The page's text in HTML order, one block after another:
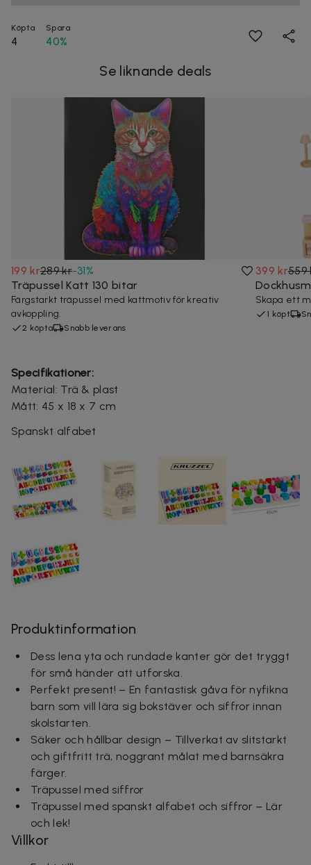
Köpta
4
Spara
40%
Se liknande deals
199 kr289 kr-31%
Träpussel Katt 130 bitar
Färgstarkt träpussel med kattmotiv för kreativ
avkoppling.
2 köpta Snabb leverans
399 kr559
Skapa ett
1 köpt
Specifikationer:
Material: Trä & plast
Mått: 45 x 18 x 7 cm
Spanskt alfabet
Produktinformation
Dess lena yta och rundade kanter gör det tryggt
för små händer att utforska.
Perfekt present! – En fantastisk gåva för nyfikna
barn som vill lära sig bokstäver och siffror innan
skolstarten.
Säker och hållbar design – Tillverkat av slitstarkt
och giftfritt trä, noggrant målat med barnsäkra
färger.
Träpussel med siffror
Träpussel med spanskt alfabet och siffror – Lär
och lek!
Villkor